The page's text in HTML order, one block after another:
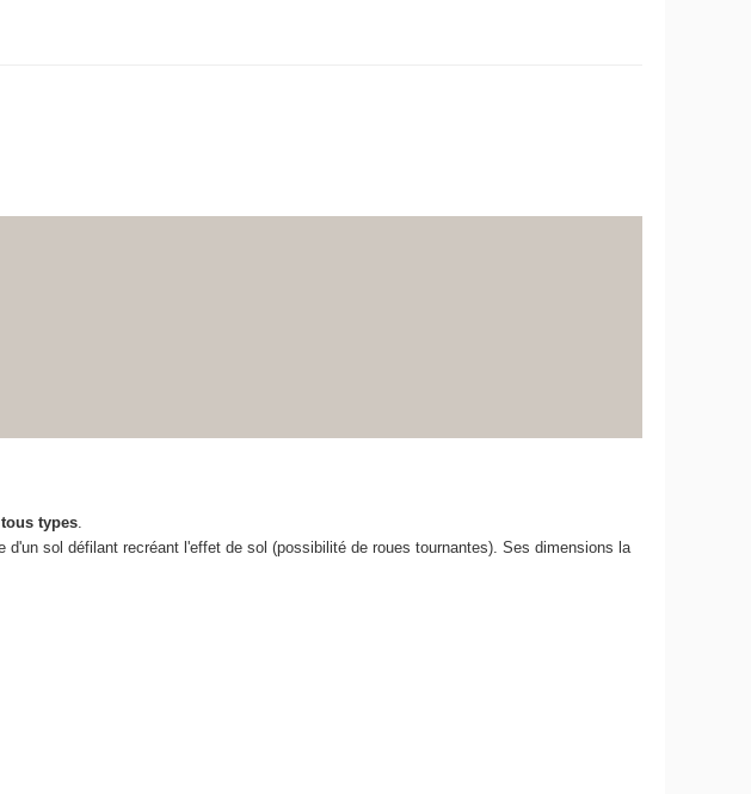
types.
sol défilant recréant l'effet de sol (possibilité de roues tournantes). Ses dimensions la